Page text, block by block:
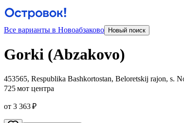
Все варианты в Новоабзаково Новый поиск
Gorki (Abzakovo)
453565, Respublika Bashkortostan, Beloretskij rajon, s.
725 мот центра
от 3 363 ₽